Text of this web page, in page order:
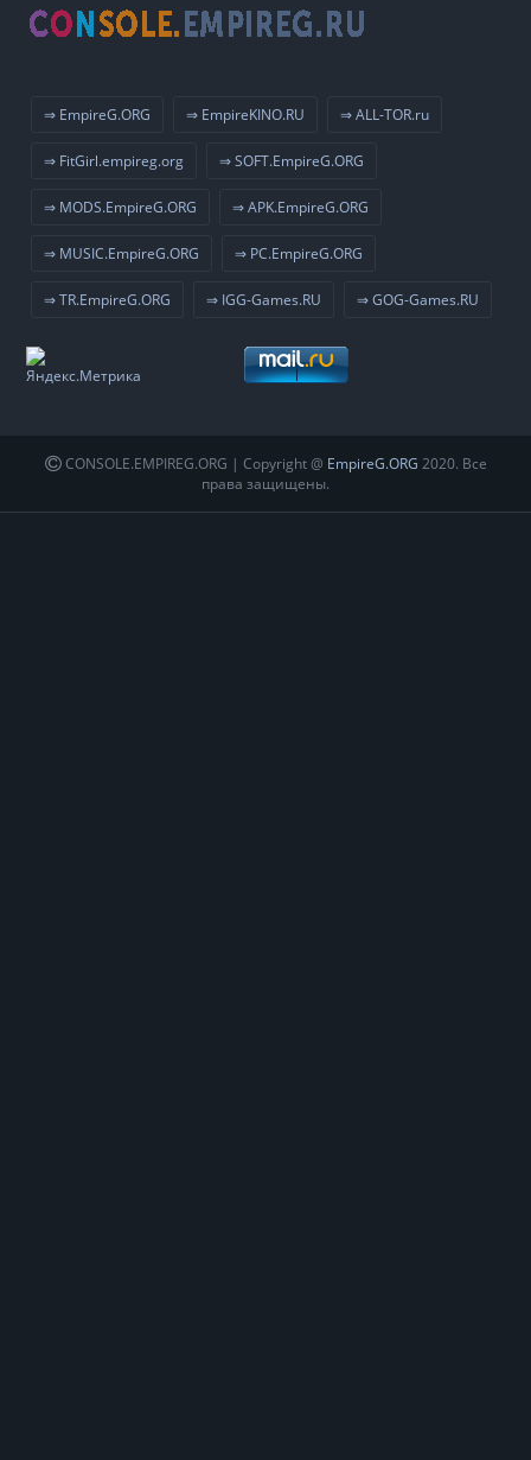
⇒ EmpireG.ORG ⇒ EmpireKINO.RU ⇒ ALL-TOR.ru
⇒ FitGirl.empireg.org ⇒ SOFT.EmpireG.ORG
⇒ MODS.EmpireG.ORG ⇒ APK.EmpireG.ORG
⇒ MUSIC.EmpireG.ORG ⇒ PC.EmpireG.ORG
⇒ TR.EmpireG.ORG ⇒ IGG-Games.RU ⇒ GOG-Games.RU
CONSOLE.EMPIREG.ORG | Copyright @ EmpireG.ORG 2020. Все
права защищены.